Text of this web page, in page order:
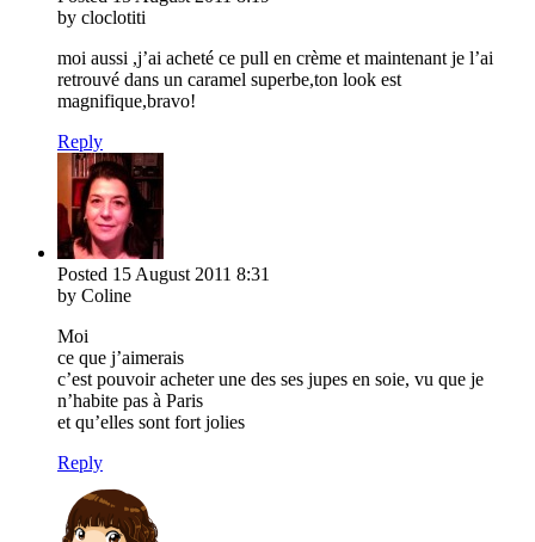
by cloclotiti
moi aussi ,j’ai acheté ce pull en crème et maintenant je l’ai
retrouvé dans un caramel superbe,ton look est
magnifique,bravo!
Reply
Posted 15 August 2011 8:31
by Coline
Moi
ce que j’aimerais
c’est pouvoir acheter une des ses jupes en soie, vu que je
n’habite pas à Paris
et qu’elles sont fort jolies
Reply